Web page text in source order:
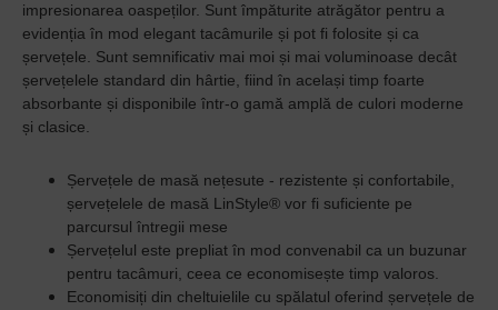
impresionarea oaspeților. Sunt împăturite atrăgător pentru a
evidenția în mod elegant tacâmurile și pot fi folosite și ca
șervețele. Sunt semnificativ mai moi și mai voluminoase decât
șervețelele standard din hârtie, fiind în același timp foarte
absorbante și disponibile într-o gamă amplă de culori moderne
și clasice.
Șervețele de masă nețesute - rezistente și confortabile,
șervețelele de masă LinStyle® vor fi suficiente pe
parcursul întregii mese
Șervețelul este prepliat în mod convenabil ca un buzunar
pentru tacâmuri, ceea ce economisește timp valoros.
Economisiți din cheltuielile cu spălatul oferind șervețele de